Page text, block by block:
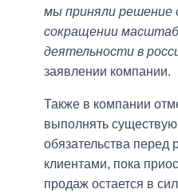
мы приняли решение
сокращении
деятельности в
заявлении компании.
Также в компании
выполнять
обязательства перед
клиентами, пока
продаж остается в